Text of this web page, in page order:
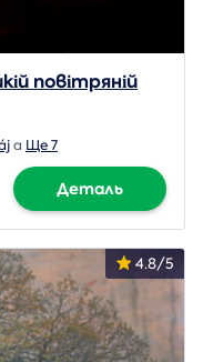
повітряній
a Ще 7
Деталь
4.8/5